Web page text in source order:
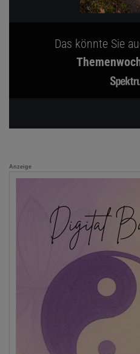
Das könnte Sie
Anzeige